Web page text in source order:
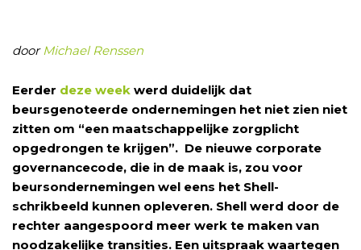
doorMichael Renssen
Eerder deze week werd duidelijk dat
beursgenoteerde ondernemingen het niet zien niet
zitten om “een maatschappelijke zorgplicht
opgedrongen te krijgen”. De nieuwe corporate
governancecode, die in de maak is, zou voor
beursondernemingen wel eens het Shell-
schrikbeeld kunnen opleveren. Shell werd door de
rechter aangespoord meer werk te maken van
noodzakelijke transities. Een uitspraak waartegen